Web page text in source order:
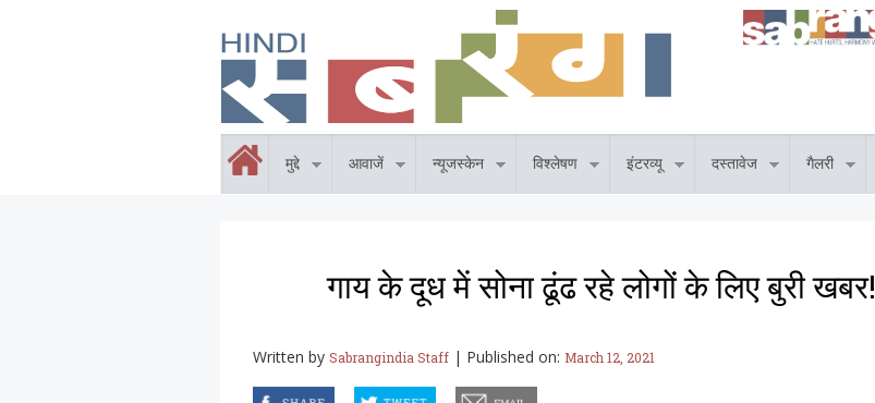
मुद्दे आवाजें न्यूजस्केन विश्लेषण इंटरव्यू दस्तावेज गैलरी
गाय के दूध में सोना ढूंढ रहे लोगों के लिए बुरी खबर!
Written by Sabrangindia Staff | Published on: March 12, 2021